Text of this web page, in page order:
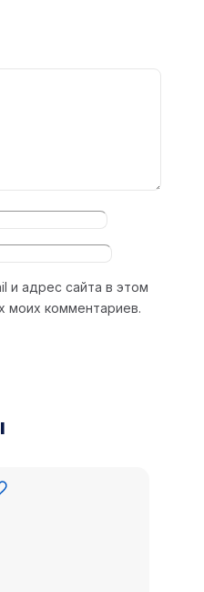
и адрес сайта в этом
моих комментариев.